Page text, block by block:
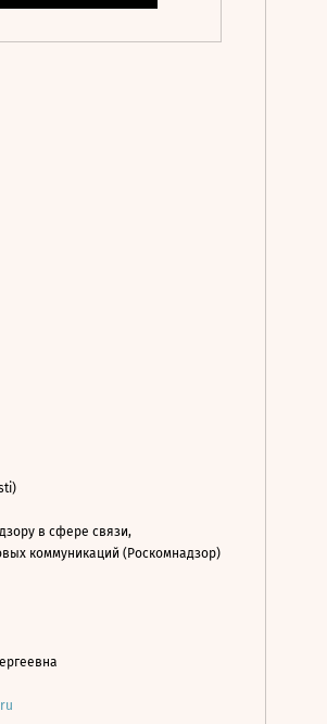
в сфере связи,
коммуникаций (Роскомнадзор)